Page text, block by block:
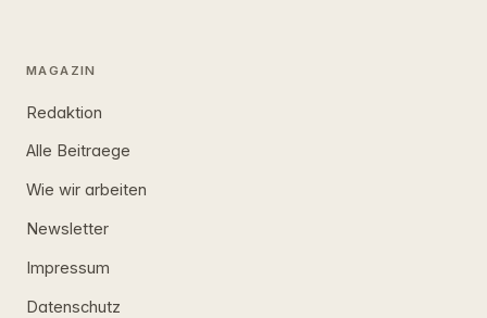
MAGAZIN
Redaktion
Alle Beitraege
Wie wir arbeiten
Newsletter
Impressum
Datenschutz